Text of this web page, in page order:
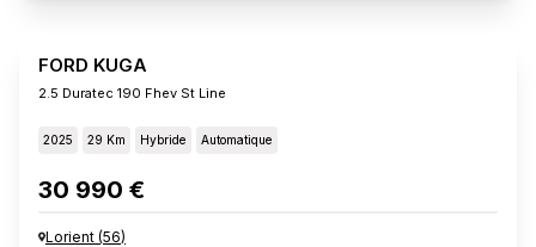
FORD KUGA
2.5 Duratec 190 Fhev St Line
2025 29 Km Hybride Automatique
30 990 €
Lorient (56)